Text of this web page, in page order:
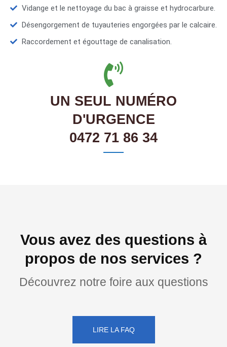
Vidange et le nettoyage du bac à graisse et hydrocarbure.
Désengorgement de tuyauteries engorgées par le calcaire.
Raccordement et égouttage de canalisation.
UN SEUL NUMÉRO
D'URGENCE
0472 71 86 34
Vous avez des questions à
propos de nos services ?
Découvrez notre foire aux questions
LIRE LA FAQ